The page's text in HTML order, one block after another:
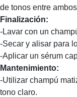
de tonos entre
Finalización:
-Lavar con un
-Secar y alisar para
-Aplicar un sérum
Mantenimiento:
-Utilizar champú
tono claro.